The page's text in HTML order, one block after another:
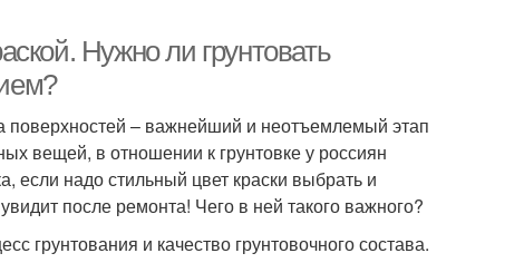
Нужно ли грунтовать
поверхностей – важнейший и неотъемлемый этап
вещей, в отношении к грунтовке у россиян
если надо стильный цвет краски выбрать и
после ремонта! Чего в ней такого важного?
грунтования и качество грунтовочного состава.